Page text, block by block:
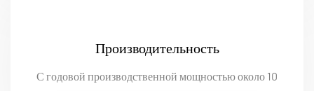
Производительность
С годовой производственной мощностью около 10